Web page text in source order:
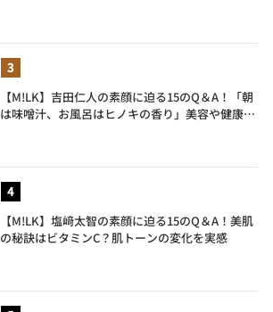
【M!LK】吉田仁人の素顔に迫る15のQ＆A！「朝
は味噌汁、お風呂はヒノキの香り」美容や健康習
【M!LK】塩﨑太智の素顔に迫る15のQ＆A！美肌
の秘訣はビタミンC？肌トーンの変化を実感